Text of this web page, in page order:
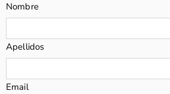
Nombre
Apellidos
Email